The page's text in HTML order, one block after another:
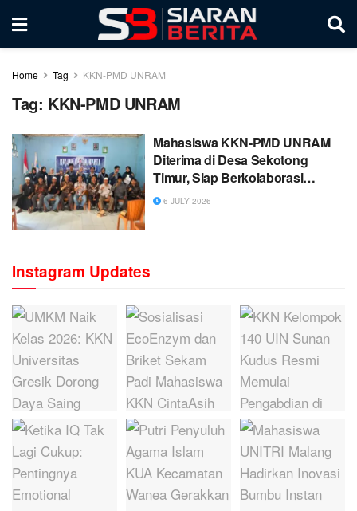
Home Tag KKN-PMD UNRAM
Tag: KKN-PMD UNRAM
Mahasiswa KKN-PMD UNRAM
Diterima di Desa Sekotong
Timur, Siap Berkolaborasi
Majukan Desa
6 JULY 2026
Instagram Updates